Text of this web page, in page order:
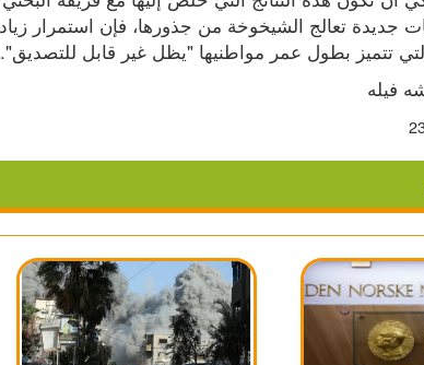
تتميز بطول عمر مواطنيها "يظل غير قابل للتصديق".
فيله